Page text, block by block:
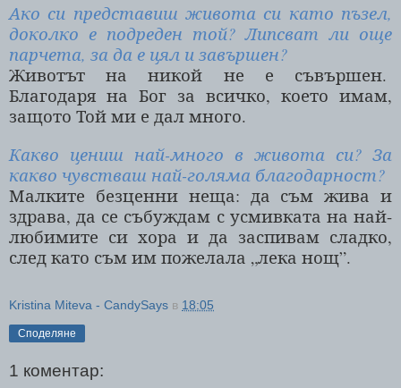
Ако си представиш живота си като пъзел,
доколко е подреден той? Липсват ли още
парчета, за да е цял и завършен?
Животът на никой не е съвършен.
Благодаря на Бог за всичко, което имам,
защото Той ми е дал много.
Какво цениш най-много в живота си? За
какво чувстваш най-голяма благодарност?
Малките безценни неща: да съм жива и
здрава, да се събуждам с усмивката на най-
любимите си хора и да заспивам сладко,
след като съм им пожелала „лека нощ”.
Kristina Miteva - CandySays в 18:05
Споделяне
1 коментар: